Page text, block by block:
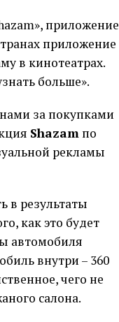
приложение
приложение
в кинотеатрах.
больше».
за покупками
Shazam по
рекламы
в результаты
как это будет
автомобиля
внутри – 360
чего не
салона.